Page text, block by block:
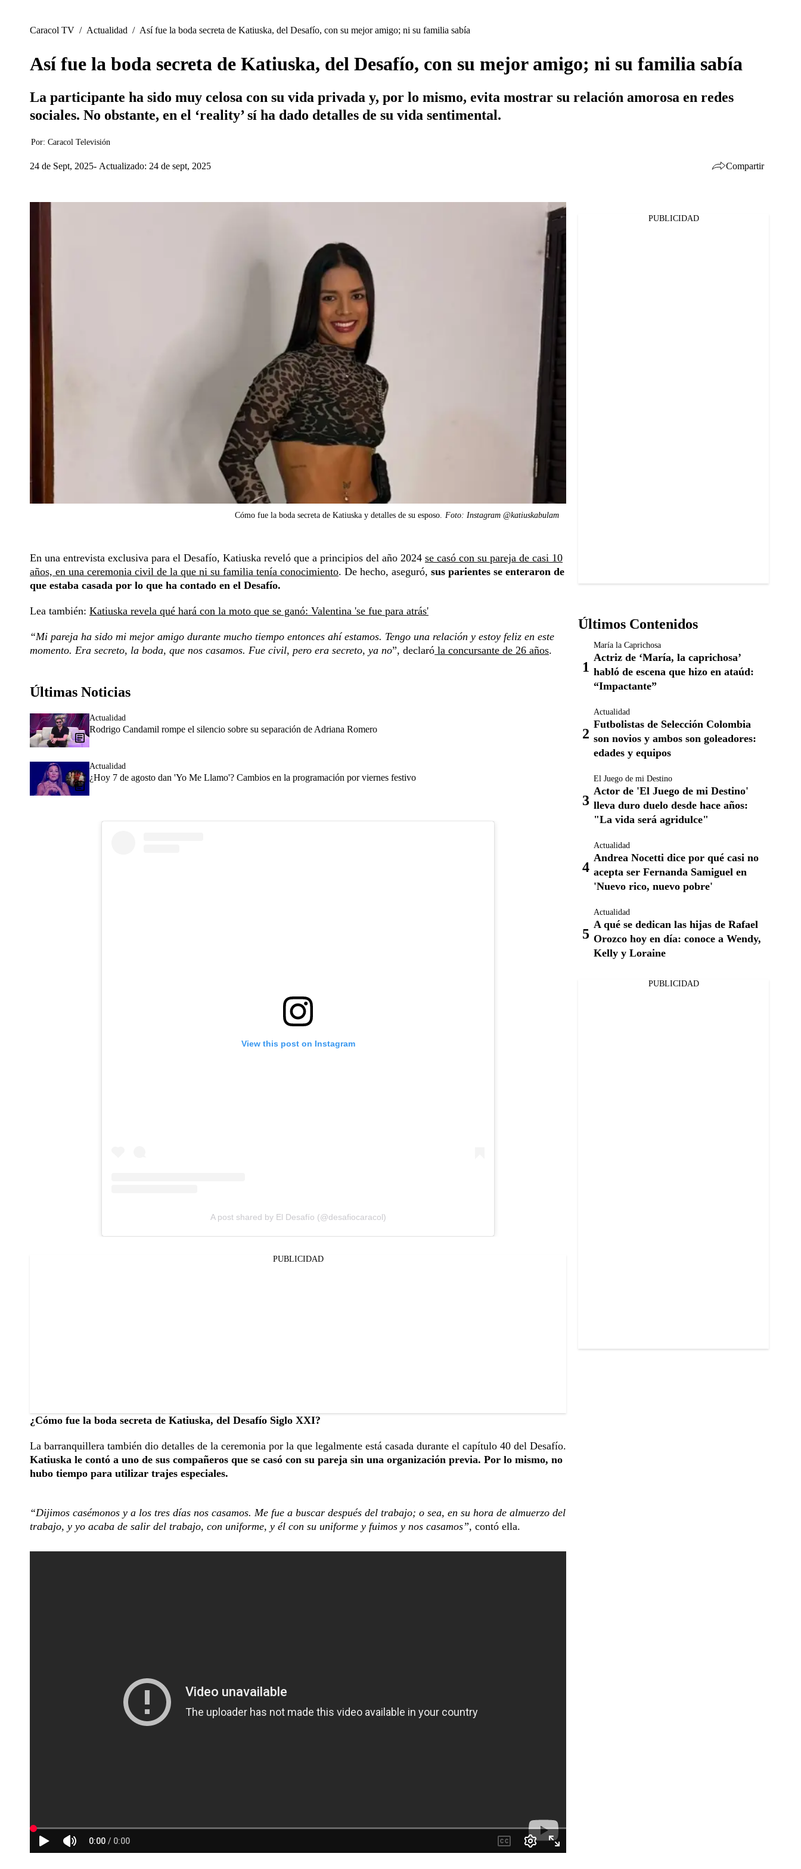
Caracol TV / Actualidad / Así fue la boda secreta de Katiuska, del Desafío, con su mejor amigo; ni su familia sabía
Así fue la boda secreta de Katiuska, del Desafío, con su mejor amigo; ni su familia sabía
La participante ha sido muy celosa con su vida privada y, por lo mismo, evita mostrar su relación amorosa en redes
sociales. No obstante, en el ‘reality’ sí ha dado detalles de su vida sentimental.
Por: Caracol Televisión
24 de Sept, 2025 Actualizado: 24 de sept, 2025 Compartir
Cómo fue la boda secreta de Katiuska y detalles de su esposo. Foto: Instagram @katiuskabulam
En una entrevista exclusiva para el Desafío, Katiuska reveló que a principios del año 2024 se casó con su pareja de casi 10
años, en una ceremonia civil de la que ni su familia tenía conocimiento. De hecho, aseguró, sus parientes se enteraron de
que estaba casada por lo que ha contado en el Desafío.
Lea también: Katiuska revela qué hará con la moto que se ganó: Valentina 'se fue para atrás'
“Mi pareja ha sido mi mejor amigo durante mucho tiempo entonces ahí estamos. Tengo una relación y estoy feliz en este
momento. Era secreto, la boda, que nos casamos. Fue civil, pero era secreto, ya no”, declaró la concursante de 26 años.
Últimas Noticias
Actualidad
Rodrigo Candamil rompe el silencio sobre su separación de Adriana Romero
Actualidad
¿Hoy 7 de agosto dan 'Yo Me Llamo'? Cambios en la programación por viernes festivo
View this post on Instagram
A post shared by El Desafío (@desafiocaracol)
PUBLICIDAD
¿Cómo fue la boda secreta de Katiuska, del Desafío Siglo XXI?
La barranquillera también dio detalles de la ceremonia por la que legalmente está casada durante el capítulo 40 del Desafío.
Katiuska le contó a uno de sus compañeros que se casó con su pareja sin una organización previa. Por lo mismo, no
hubo tiempo para utilizar trajes especiales.
“Dijimos casémonos y a los tres días nos casamos. Me fue a buscar después del trabajo; o sea, en su hora de almuerzo del
trabajo, y yo acaba de salir del trabajo, con uniforme, y él con su uniforme y fuimos y nos casamos”, contó ella.
PUBLICIDAD
Últimos Contenidos
María la Caprichosa
Actriz de ‘María, la caprichosa’
habló de escena que hizo en ataúd:
“Impactante”
Actualidad
Futbolistas de Selección Colombia
son novios y ambos son goleadores:
edades y equipos
El Juego de mi Destino
Actor de 'El Juego de mi Destino'
lleva duro duelo desde hace años:
"La vida será agridulce"
Actualidad
Andrea Nocetti dice por qué casi no
acepta ser Fernanda Samiguel en
'Nuevo rico, nuevo pobre'
Actualidad
A qué se dedican las hijas de Rafael
Orozco hoy en día: conoce a Wendy,
Kelly y Loraine
PUBLICIDAD